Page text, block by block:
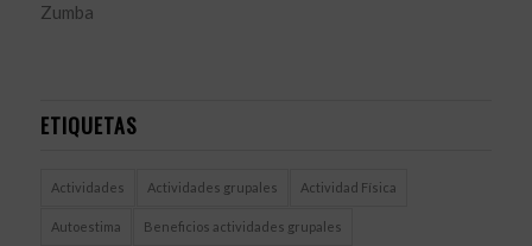
Zumba
ETIQUETAS
Actividades Actividades grupales Actividad Física
Autoestima Beneficios actividades grupales